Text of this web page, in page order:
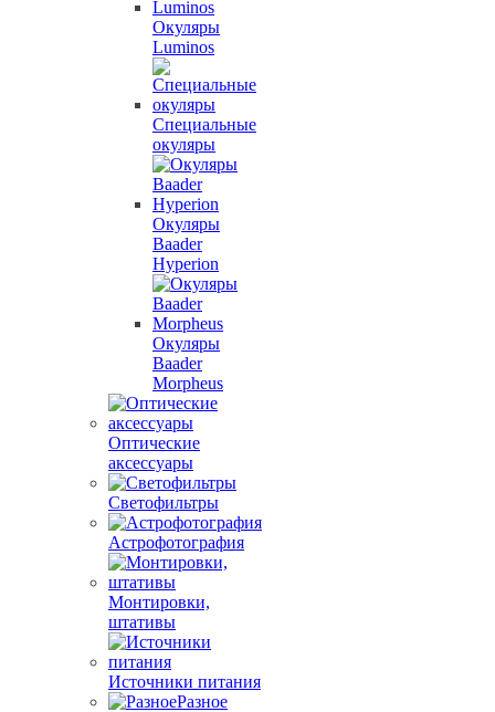
Окуляры
Luminos
Специальные
окуляры
Окуляры
Baader
Hyperion
Окуляры
Baader
Morpheus
Оптические
аксессуары
Светофильтры
Астрофотография
Монтировки,
штативы
Источники питания
Разное